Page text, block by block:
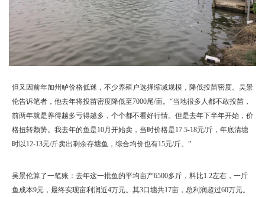
但又因前年加州鲈价格低迷，不少养殖户选择缩减规模，降低投苗密度。吴景
伦告诉笔者，他去年将投苗密度降低至7000尾/亩。“当地很多人都不敢投苗，
前两年就是养得越多亏得越多，个个都不看好行情。但是去年下半年开始，价
格扭转颓势。我去年的鱼是10月开始卖，当时价格是17.5-18元/斤，年底清塘
时以12-13元/斤卖出剩余存塘鱼，综合均价也有15元/斤。”
吴景伦算了一笔账：去年这一批鱼的平均亩产6500多斤，料比1.2左右，一斤
鱼成本9元，最终实现亩利润近4万元。其3口塘共17亩，总利润超过60万元。